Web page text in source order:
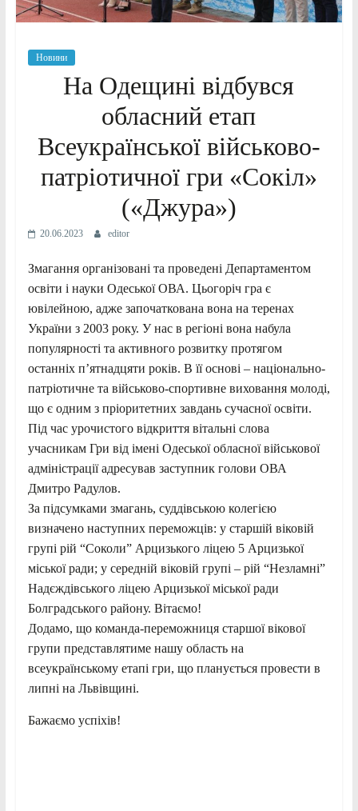
Новини
На Одещині відбувся
обласний етап
Всеукраїнської військово-
патріотичної гри «Сокіл»
(«Джура»)
20.06.2023 editor
Змагання організовані та проведені Департаментом
освіти і науки Одеської ОВА. Цьогоріч гра є
ювілейною, адже започаткована вона на теренах
України з 2003 року. У нас в регіоні вона набула
популярності та активного розвитку протягом
останніх п’ятнадцяти років. В її основі – національно-
патріотичне та військово-спортивне виховання молоді,
що є одним з пріоритетних завдань сучасної освіти.
Під час урочистого відкриття вітальні слова
учасникам Гри від імені Одеської обласної військової
адміністрації адресував заступник голови ОВА
Дмитро Радулов.
За підсумками змагань, суддівською колегією
визначено наступних переможців: у старшій віковій
групі рій “Соколи” Арцизького ліцею 5 Арцизької
міської ради; у середній віковій групі – рій “Незламні”
Надєждівського ліцею Арцизької міської ради
Болградського району. Вітаємо!
Додамо, що команда-переможниця старшої вікової
групи представлятиме нашу область на
всеукраїнському етапі гри, що планується провести в
липні на Львівщині.
Бажаємо успіхів!